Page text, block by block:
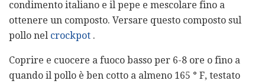
condimento italiano e il pepe e mescolare fino a
ottenere un composto. Versare questo composto sul
pollo nel crockpot .
Coprire e cuocere a fuoco basso per 6-8 ore o fino a
quando il pollo è ben cotto a almeno 165 ° F, testato